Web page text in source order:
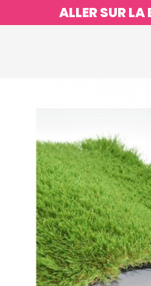
ALLER SUR LA